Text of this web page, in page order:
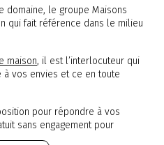
domaine, le groupe Maisons
qui fait référence dans le milieu
maison, il est l’interlocuteur qui
vos envies et ce en toute
pour répondre à vos
sans engagement pour
neuve dans le département Loir-